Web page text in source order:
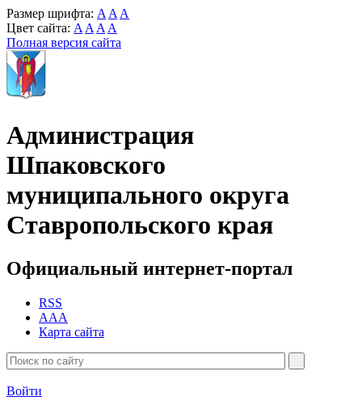
Размер шрифта: A A A
Цвет сайта: A A A A
Полная версия сайта
Администрация
Шпаковского
муниципального округа
Ставропольского края
Официальный интернет-портал
RSS
AAA
Карта сайта
Войти